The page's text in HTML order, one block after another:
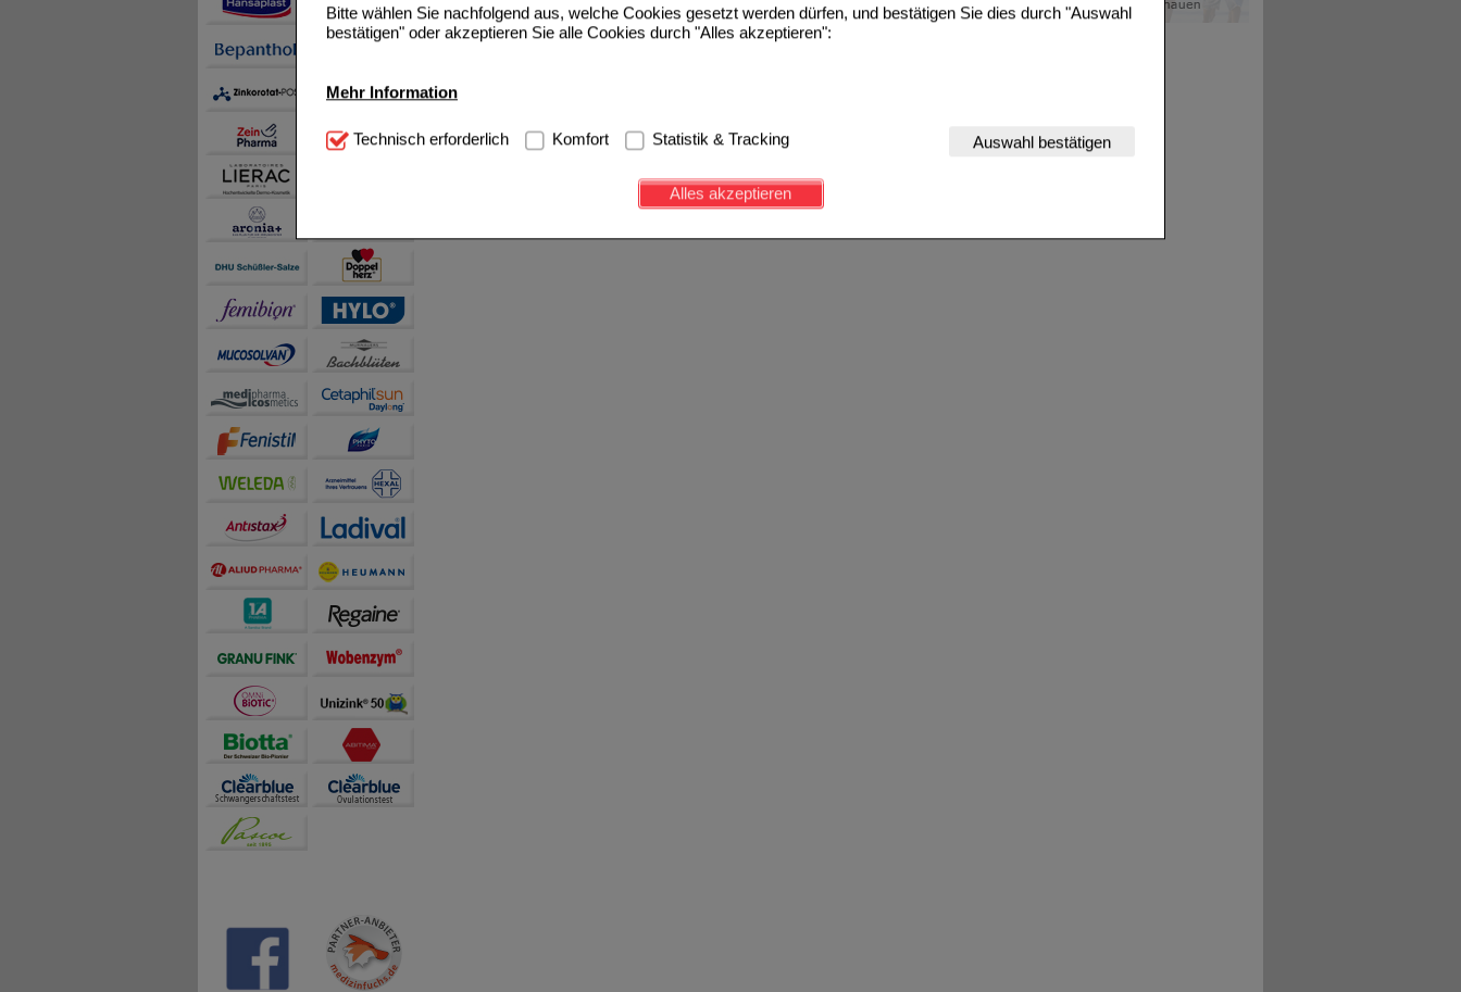
Bitte wählen Sie nachfolgend aus, welche Cookies gesetzt werden dürfen, und bestätigen Sie dies durch "Auswahl
bestätigen" oder akzeptieren Sie alle Cookies durch "Alles akzeptieren":
Mehr Information
Technisch Notwendig: Hierbei handelt es sich um Cookies, die für die Grundfunktionen unserer Website
notwendig sind (z.B. Navigation, Warenkorb, Kundenkonto), weshalb auf diese nicht verzichtet werden kann.
Diese Cookies werden genutzt um das Einkaufserlebnis noch ansprechender zu gestalten,
beispielsweise für die Wiedererkennung des Besuchers oder unsere Seite an bevorzugte Verhaltensweisen (z.B.
Inhalte anzuzeigen und unser Partnerprogramm zu betreiben.
Statistik & Tracking:
sammeln, mit deren Hilfe wir unsere Website weiter für Sie optimieren können, den Inhalt auf unserer Website aber
auch die Werbung auf Drittseiten möglichst relevant für Sie zu gestalten. Bitte beachten Sie, dass Daten hierfür
teilweise an Dritte wie z.B. Google oder soziale Medien übertragen werden.
Technisch erforderlich Komfort Statistik & Tracking Auswahl bestätigen
Alles akzeptieren